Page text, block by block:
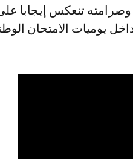
وصرامته تنعكس إيجابا
يوميات الامتحان